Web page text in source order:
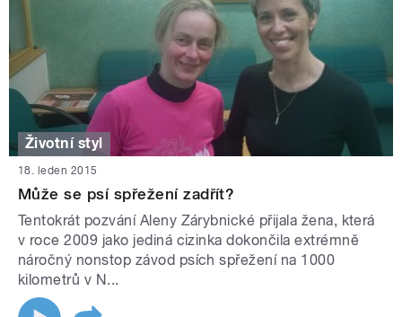
Životní styl
18. leden 2015
Může se psí spřežení zadřít?
Tentokrát pozvání Aleny Zárybnické přijala žena, která
v roce 2009 jako jediná cizinka dokončila extrémně
náročný nonstop závod psích spřežení na 1000
kilometrů v N...